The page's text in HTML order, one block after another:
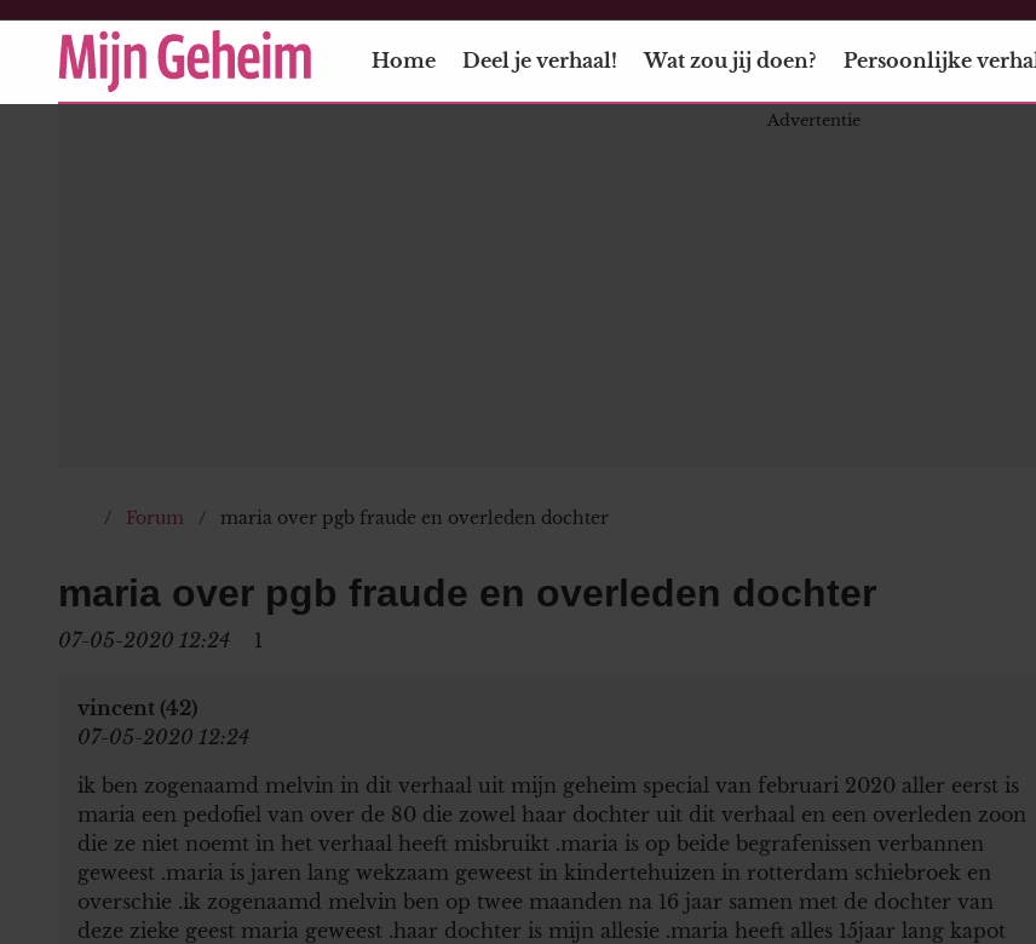
Home Deel je verhaal! Wat zou jij doen? Persoonlijke
Forum maria over pgb fraude en overleden dochter
maria over pgb fraude en overleden dochter
07-05-2020 12:24 1
vincent (42)
07-05-2020 12:24
ik ben zogenaamd melvin in dit verhaal uit mijn geheim special van februari 2020 aller eerst is
maria een pedofiel van over de 80 die zowel haar dochter uit dit verhaal en een overleden zoon
die ze niet noemt in het verhaal heeft misbruikt .maria is op beide begrafenissen verbannen
geweest .maria is jaren lang wekzaam geweest in kindertehuizen in rotterdam schiebroek en
overschie .ik zogenaamd melvin ben op twee maanden na 16 jaar samen met de dochter van
deze zieke geest maria geweest .haar dochter is mijn allesie .maria heeft alles 15jaar lang kapot